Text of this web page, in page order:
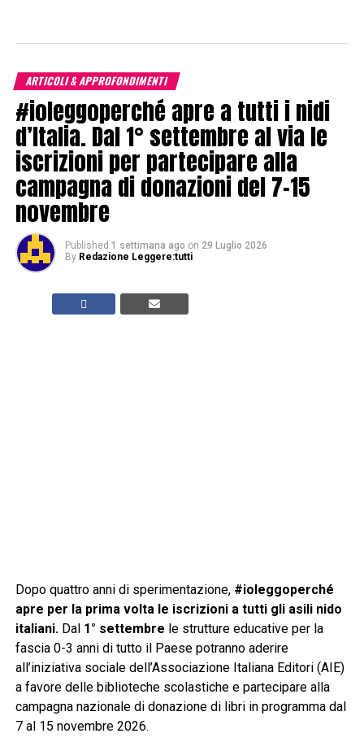
ARTICOLI & APPROFONDIMENTI
#ioleggoperché apre a tutti i nidi
d’Italia. Dal 1° settembre al via le
iscrizioni per partecipare alla
campagna di donazioni del 7-15
novembre
Published 1 settimana ago on 29 Luglio 2026
By Redazione Leggere:tutti
Dopo quattro anni di sperimentazione, #ioleggoperché
apre per la prima volta le iscrizioni a tutti gli asili nido
italiani.Dal 1° settembre le strutture educative per la
fascia 0-3 anni di tutto il Paese potranno aderire
all’iniziativa sociale dell’Associazione Italiana Editori (AIE)
a favore delle biblioteche scolastiche e partecipare alla
campagna nazionale di donazione di libri in programma dal
7 al 15 novembre 2026.